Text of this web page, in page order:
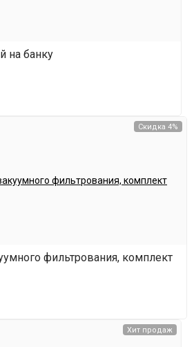
на банку
Скидка 4%
фильтрования, комплект
Хит продаж